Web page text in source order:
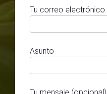
Tu correo electrónico
Asunto